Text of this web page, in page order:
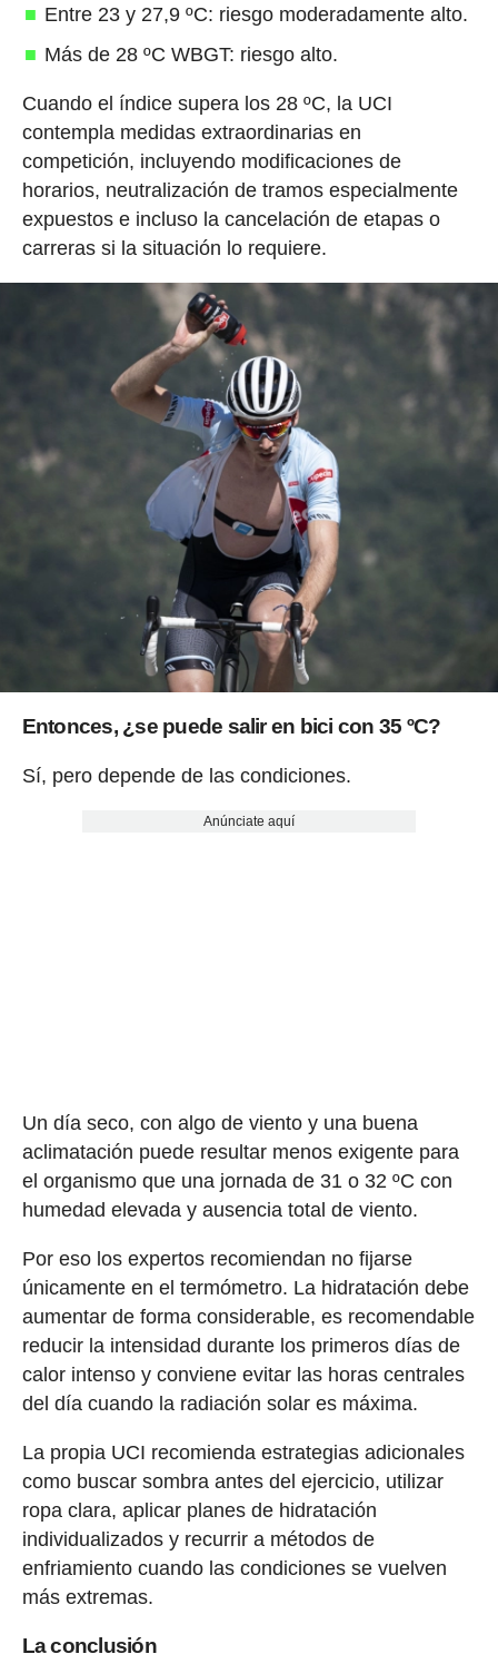
Entre 23 y 27,9 ºC: riesgo moderadamente alto.
Más de 28 ºC WBGT: riesgo alto.
Cuando el índice supera los 28 ºC, la UCI
contempla medidas extraordinarias en
competición, incluyendo modificaciones de
horarios, neutralización de tramos especialmente
expuestos e incluso la cancelación de etapas o
carreras si la situación lo requiere.
Entonces,¿se puede salir en bici con 35 ºC?
Sí, pero depende de las condiciones.
Anúnciate aquí
Un día seco, con algo de viento y una buena
aclimatación puede resultar menos exigente para
el organismo que una jornada de 31 o 32 ºC con
humedad elevada y ausencia total de viento.
Por eso los expertos recomiendan no fijarse
únicamente en el termómetro. La hidratación debe
aumentar de forma considerable, es recomendable
reducir la intensidad durante los primeros días de
calor intenso y conviene evitar las horas centrales
del día cuando la radiación solar es máxima.
La propia UCI recomienda estrategias adicionales
como buscar sombra antes del ejercicio, utilizar
ropa clara, aplicar planes de hidratación
individualizados y recurrir a métodos de
enfriamiento cuando las condiciones se vuelven
más extremas.
La conclusión